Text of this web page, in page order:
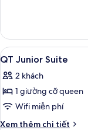
QT
Deluxe
King
Xem
tất
cả
ảnh
QT
Junior
4
QT Junior Suite
2 khách
1 giường cỡ queen
Wifi miễn phí
Xem thêm chi tiết
Chi